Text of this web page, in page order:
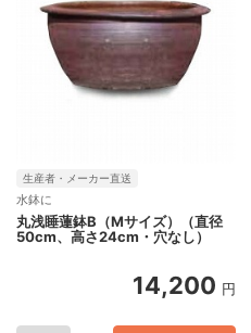
生産者・メーカー直送
水鉢に
丸浅睡蓮鉢B（Mサイズ）（直径
50cm、高さ24cm・穴なし）
14,200 円